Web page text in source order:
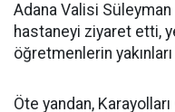
Adana Valisi Süleyman
hastaneyi ziyaret etti,
öğretmenlerin
Öte yandan,